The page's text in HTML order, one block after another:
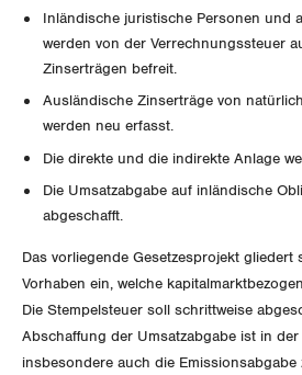
Berufliche Vorsorge
Arbeitslosenversicherung
Ergänzungsleistungen
Verkehr
Energie und Umwelt
Kommunikation und Medien
Gleichstellung von Frauen und
MIGRATION
International
Schweiz
SERVICE
Inländische juristische Personen und
werden von der Verrechnungssteuer
Zinserträgen befreit.
Ausländische Zinserträge von
werden neu erfasst.
Die direkte und die indirekte Anlage
Die Umsatzabgabe auf inländische
abgeschafft.
Das vorliegende Gesetzesprojekt gliedert
Vorhaben ein, welche
Die Stempelsteuer soll schrittweise
Abschaffung der Umsatzabgabe ist in
insbesondere auch die Emissionsabgabe